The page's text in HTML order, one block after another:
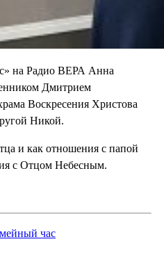
на Радио ВЕРА Анна
Дмитрием
Воскресения Христова
Никой.
и как отношения с папой
с Отцом Небесным.
час